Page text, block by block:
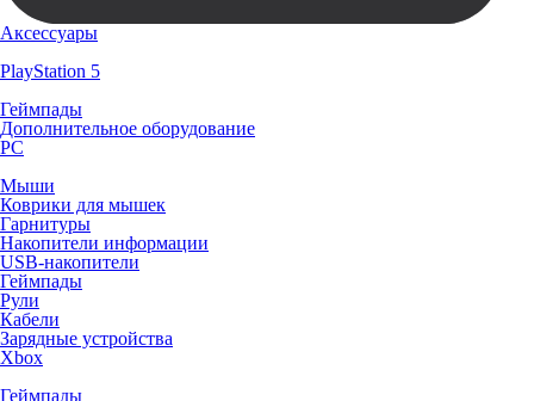
Аксессуары
PlayStation 5
Геймпады
Дополнительное оборудование
PC
Мыши
Коврики для мышек
Гарнитуры
Накопители информации
USB-накопители
Геймпады
Рули
Кабели
Зарядные устройства
Xbox
Геймпады